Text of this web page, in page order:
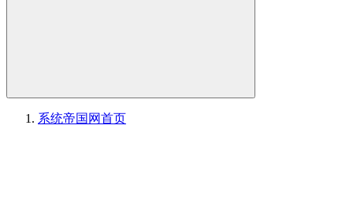
系统帝国网首页